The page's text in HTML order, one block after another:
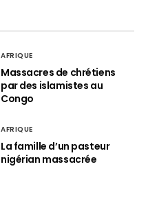
AFRIQUE
Massacres de chrétiens
par des islamistes au
Congo
AFRIQUE
La famille d’un pasteur
nigérian massacrée